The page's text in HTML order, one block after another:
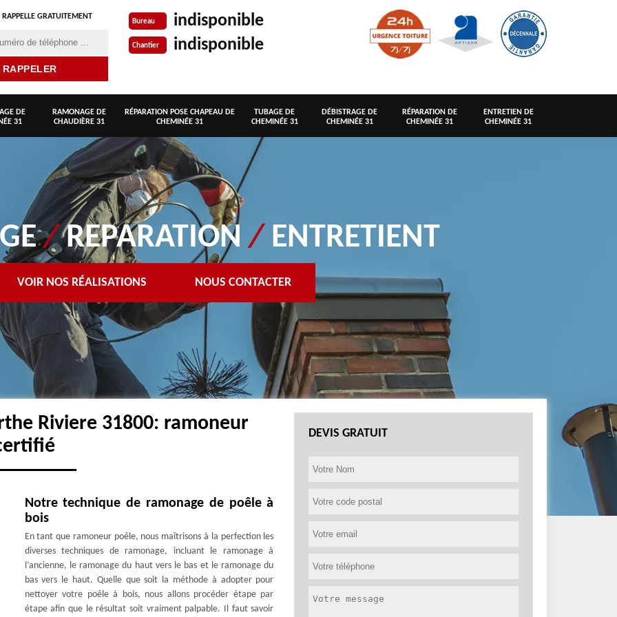
GRATUITEMENT
Bureau indisponible
Chantier indisponible
DE
31
RAMONAGE DE
CHAUDIÈRE 31
RÉPARATION POSE CHAPEAU DE
CHEMINÉE 31
TUBAGE DE
CHEMINÉE 31
DÉBISTRAGE DE
CHEMINÉE 31
RÉPARATION DE
CHEMINÉE 31
ENTRETIEN DE
CHEMINÉE 31
/REPARATION/ ENTRETIENT
VOIR NOS RÉALISATIONS NOUS CONTACTER
Riviere 31800: ramoneur
Notre technique de ramonage de poêle à
bois
En tant que ramoneur poêle, nous maîtrisons à la perfection les
diverses techniques de ramonage, incluant le ramonage à
l’ancienne, le ramonage du haut vers le bas et le ramonage du
bas vers le haut. Quelle que soit la méthode à adopter pour
nettoyer votre poêle à bois, nous allons procéder étape par
étape afin que le résultat soit vraiment palpable. Il faut savoir
DEVIS GRATUIT